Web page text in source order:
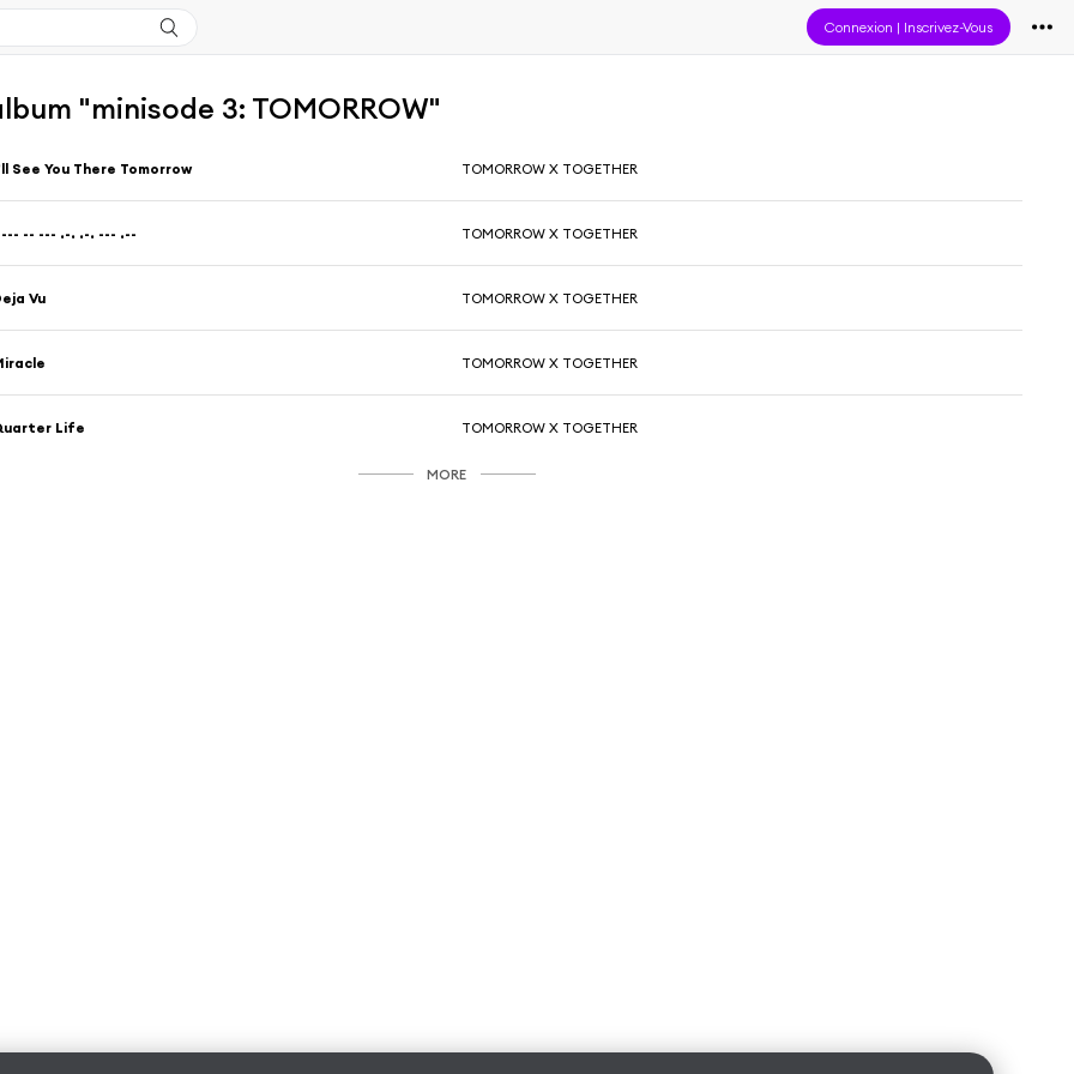
Connexion | Inscrivez-Vous
"minisode 3: TOMORROW"
See You There Tomorrow TOMORROW X TOGETHER
--- -- --- .-. .-. --- .-- TOMORROW X TOGETHER
Vu TOMORROW X TOGETHER
TOMORROW X TOGETHER
Life TOMORROW X TOGETHER
MORE